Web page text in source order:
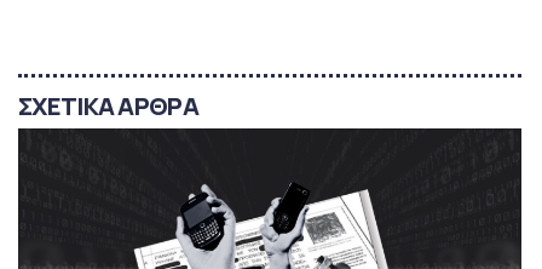
ΣΧΕΤΙΚΑ ΑΡΘΡΑ